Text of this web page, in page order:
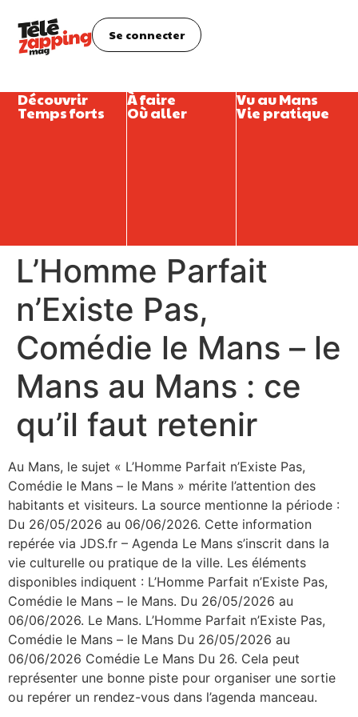
Se connecter
Découvrir
Temps forts
À faire
Où aller
Vu au Mans
Vie pratique
L’Homme Parfait
n’Existe Pas,
Comédie le Mans – le
Mans au Mans : ce
qu’il faut retenir
Au Mans, le sujet « L’Homme Parfait n’Existe Pas,
Comédie le Mans – le Mans » mérite l’attention des
habitants et visiteurs. La source mentionne la période :
Du 26/05/2026 au 06/06/2026. Cette information
repérée via JDS.fr – Agenda Le Mans s’inscrit dans la
vie culturelle ou pratique de la ville. Les éléments
disponibles indiquent : L’Homme Parfait n’Existe Pas,
Comédie le Mans – le Mans. Du 26/05/2026 au
06/06/2026. Le Mans. L’Homme Parfait n’Existe Pas,
Comédie le Mans – le Mans Du 26/05/2026 au
06/06/2026 Comédie Le Mans Du 26. Cela peut
représenter une bonne piste pour organiser une sortie
ou repérer un rendez-vous dans l’agenda manceau.